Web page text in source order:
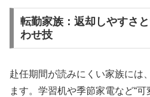
転勤家族：返却しやすさ
わせ技
赴任期間が読みにくい家族には
ます。学習机や季節家電など“可